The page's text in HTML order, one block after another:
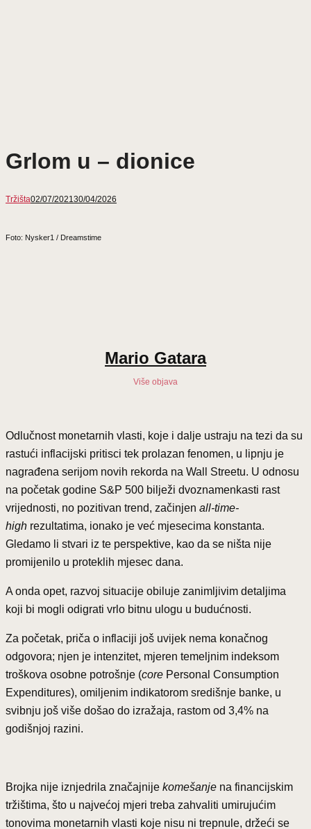
Grlom u – dionice
Tržišta02/07/202130/04/2026
Foto: Nysker1 / Dreamstime
Mario Gatara
Više objava
Odlučnost monetarnih vlasti, koje i dalje ustraju na tezi da su
rastući inflacijski pritisci tek prolazan fenomen, u lipnju je
nagrađena serijom novih rekorda na Wall Streetu. U odnosu
na početak godine S&P 500 bilježi dvoznamenkasti rast
vrijednosti, no pozitivan trend, začinjen all-time-
high rezultatima, ionako je već mjesecima konstanta.
Gledamo li stvari iz te perspektive, kao da se ništa nije
promijenilo u proteklih mjesec dana.
A onda opet, razvoj situacije obiluje zanimljivim detaljima
koji bi mogli odigrati vrlo bitnu ulogu u budućnosti.
Za početak, priča o inflaciji još uvijek nema konačnog
odgovora; njen je intenzitet, mjeren temeljnim indeksom
troškova osobne potrošnje (core Personal Consumption
Expenditures), omiljenim indikatorom središnje banke, u
svibnju još više došao do izražaja, rastom od 3,4% na
godišnjoj razini.
Brojka nije iznjedrila značajnije komešanje na financijskim
tržištima, što u najvećoj mjeri treba zahvaliti umirujućim
tonovima monetarnih vlasti koje nisu ni trepnule, držeći se